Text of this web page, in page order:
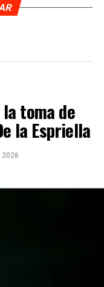
toma de
la Espriella
2026